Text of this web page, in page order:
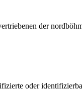
der
oder